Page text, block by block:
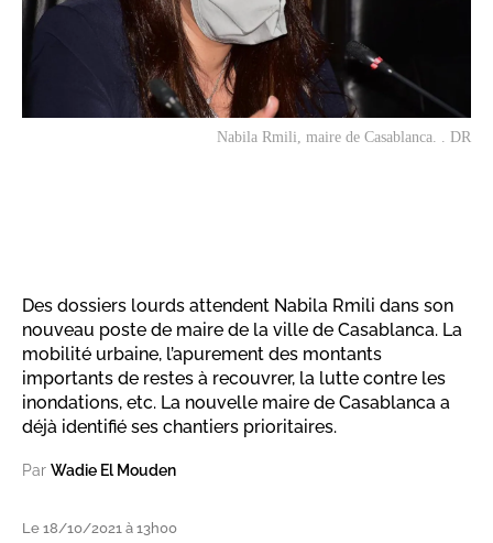
Nabila Rmili, maire de Casablanca. . DR
Des dossiers lourds attendent Nabila Rmili dans son
nouveau poste de maire de la ville de Casablanca. La
mobilité urbaine, l’apurement des montants
importants de restes à recouvrer, la lutte contre les
inondations, etc. La nouvelle maire de Casablanca a
déjà identifié ses chantiers prioritaires.
Par Wadie El Mouden
Le 18/10/2021 à 13h00